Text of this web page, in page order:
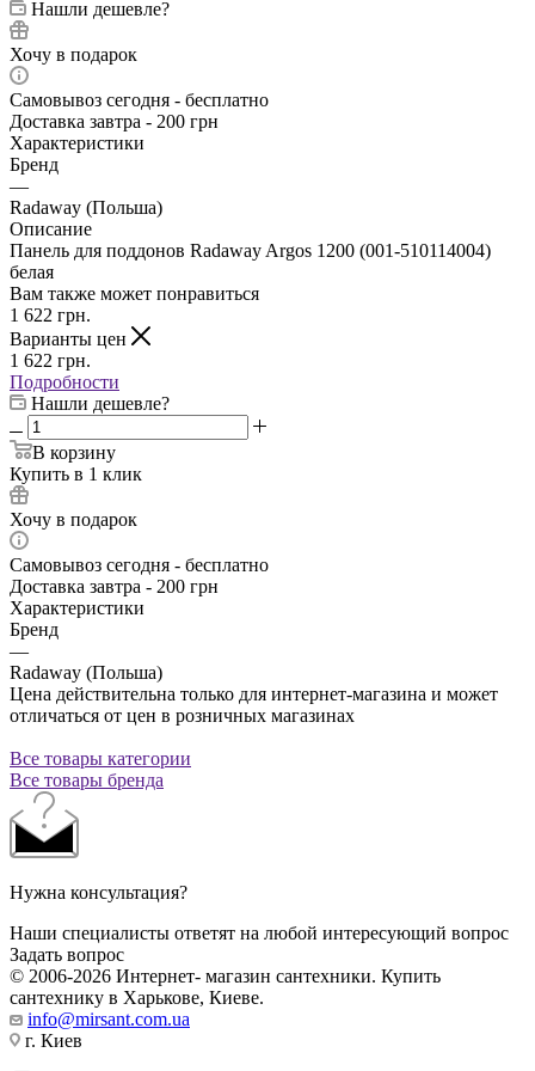
Нашли дешевле?
Хочу в подарок
Самовывоз сегодня - бесплатно
Доставка завтра - 200 грн
Характеристики
Бренд
—
Radaway (Польша)
Описание
Панель для поддонов Radaway Argos 1200 (001-510114004)
белая
Вам также может понравиться
1 622 грн.
Варианты цен
1 622 грн.
Подробности
Нашли дешевле?
В корзину
Купить в 1 клик
Хочу в подарок
Самовывоз сегодня - бесплатно
Доставка завтра - 200 грн
Характеристики
Бренд
—
Radaway (Польша)
Цена действительна только для интернет-магазина и может
отличаться от цен в розничных магазинах
Все товары категории
Все товары бренда
Нужна консультация?
Наши специалисты ответят на любой интересующий вопрос
Задать вопрос
© 2006-2026 Интернет- магазин сантехники. Купить
сантехнику в Харькове, Киеве.
info@mirsant.com.ua
г. Киев